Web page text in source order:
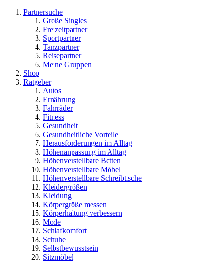
Partnersuche
Große Singles
Freizeitpartner
Sportpartner
Tanzpartner
Reisepartner
Meine Gruppen
Shop
Ratgeber
Autos
Ernährung
Fahrräder
Fitness
Gesundheit
Gesundheitliche Vorteile
Herausforderungen im Alltag
Höhenanpassung im Alltag
Höhenverstellbare Betten
Höhenverstellbare Möbel
Höhenverstellbare Schreibtische
Kleidergrößen
Kleidung
Körpergröße messen
Körperhaltung verbessern
Mode
Schlafkomfort
Schuhe
Selbstbewusstsein
Sitzmöbel